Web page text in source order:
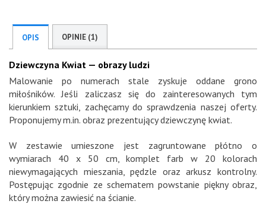
OPIS OPINIE (1)
Dziewczyna Kwiat — obrazy ludzi
Malowanie po numerach stale zyskuje oddane grono
miłośników. Jeśli zaliczasz się do zainteresowanych tym
kierunkiem sztuki, zachęcamy do sprawdzenia naszej oferty.
Proponujemy m.in. obraz prezentujący dziewczynę kwiat.
W zestawie umieszone jest zagruntowane płótno o
wymiarach 40 x 50 cm, komplet farb w 20 kolorach
niewymagających mieszania, pędzle oraz arkusz kontrolny.
Postępując zgodnie ze schematem powstanie piękny obraz,
który można zawiesić na ścianie.